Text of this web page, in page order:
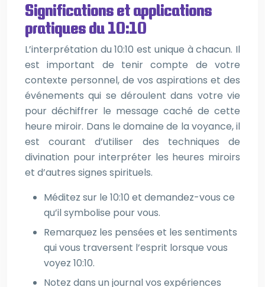
Significations et applications
pratiques du 10:10
L’interprétation du 10:10 est unique à chacun. Il
est important de tenir compte de votre
contexte personnel, de vos aspirations et des
événements qui se déroulent dans votre vie
pour déchiffrer le message caché de cette
heure miroir. Dans le domaine de la voyance, il
est courant d’utiliser des techniques de
divination pour interpréter les heures miroirs
et d’autres signes spirituels.
Méditez sur le 10:10 et demandez-vous ce
qu’il symbolise pour vous.
Remarquez les pensées et les sentiments
qui vous traversent l’esprit lorsque vous
voyez 10:10.
Notez dans un journal vos expériences